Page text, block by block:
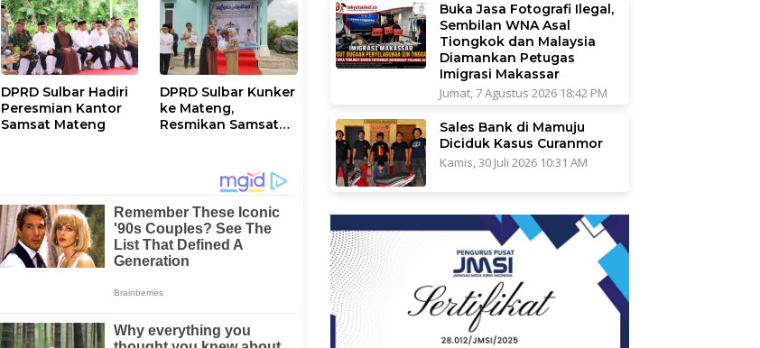
DPRD Sulbar Hadiri
Peresmian Kantor
Samsat Mateng
DPRD Sulbar Kunker
ke Mateng,
Resmikan Samsat
Buka Jasa Fotografi Ilegal,
Sembilan WNA Asal
Tiongkok dan Malaysia
Diamankan Petugas
Imigrasi Makassar
Jumat, 7 Agustus 2026 18:42 PM
Sales Bank di Mamuju
Diciduk Kasus Curanmor
Kamis, 30 Juli 2026 10:31 AM